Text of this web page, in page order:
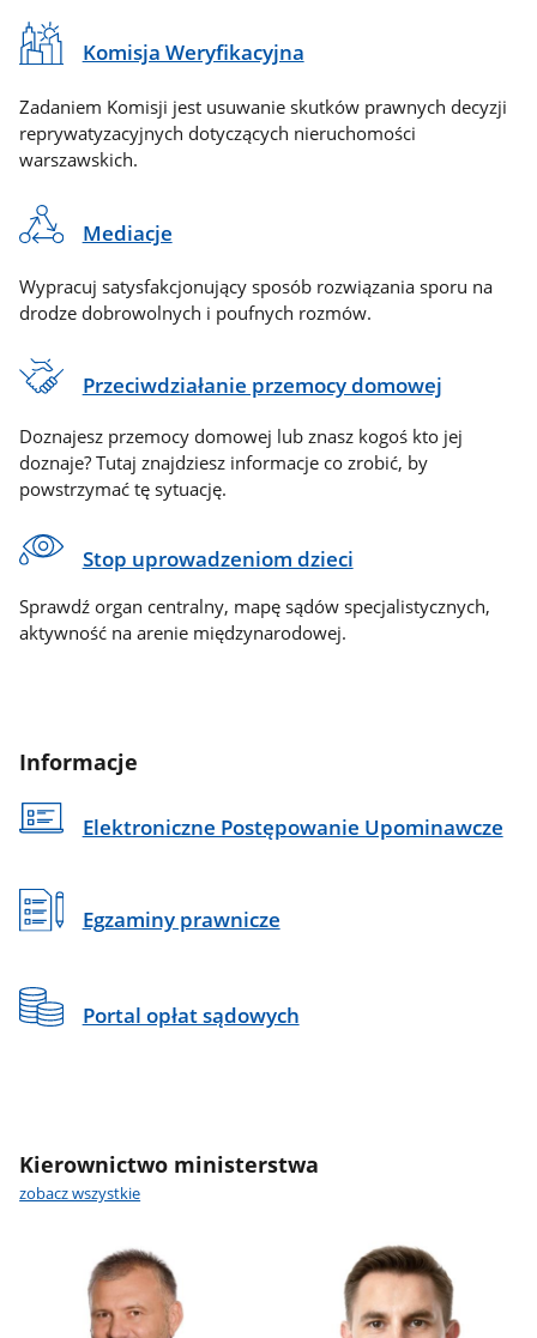
Komisja Weryfikacyjna
Zadaniem Komisji jest usuwanie skutków prawnych decyzji
reprywatyzacyjnych dotyczących nieruchomości
warszawskich.
Mediacje
Wypracuj satysfakcjonujący sposób rozwiązania sporu na
drodze dobrowolnych i poufnych rozmów.
Przeciwdziałanie przemocy domowej
Doznajesz przemocy domowej lub znasz kogoś kto jej
doznaje? Tutaj znajdziesz informacje co zrobić, by
powstrzymać tę sytuację.
Stop uprowadzeniom dzieci
Sprawdź organ centralny, mapę sądów specjalistycznych,
aktywność na arenie międzynarodowej.
Informacje
Elektroniczne Postępowanie Upominawcze
Egzaminy prawnicze
Portal opłat sądowych
Kierownictwo ministerstwa
zobacz wszystkie